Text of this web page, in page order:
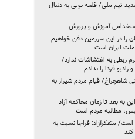
تیم ملی/ قلعه نویی به دنبال
آموزش و پرورش
را در این سرزمین دفن خواهیم
ایران است
ربطی به اغتشاشات ندارد/
فردا را ندادم
شاهچراغ/ قیام مردم شیراز به
به بعد تا زمان محاکمه آزاد
مطالبه مردم است
متفکرآزاد: فراجا نسبت به